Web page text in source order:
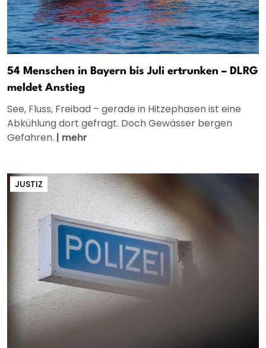
54 Menschen in Bayern bis Juli ertrunken – DLRG
meldet Anstieg
See, Fluss, Freibad – gerade in Hitzephasen ist eine
Abkühlung dort gefragt. Doch Gewässer bergen
Gefahren. | mehr
JUSTIZ